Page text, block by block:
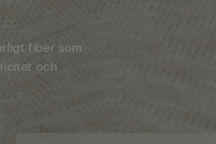
fiber som
och